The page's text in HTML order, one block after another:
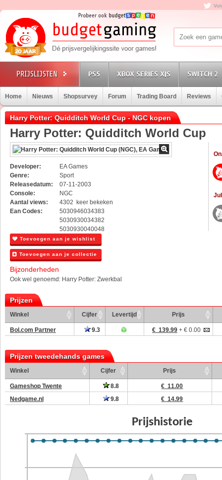
PS5 XBOX SERIES X|S SWITCH 2
Home Nieuws Shopsurvey Forum Trading Board Reviews
Harry Potter: Quidditch World Cup - NGC kopen
Harry Potter: Quidditch World Cup
Developer:
EA Games
Genre:
Sport
Releasedatum:
07-11-2003
Console:
NGC
Aantal views:
4302 keer bekeken
Ean Codes:
5030946034383
5030930034382
5030930040048
Toevoegen aan je wishlist
Toevoegen aan je collectie
Bijzonderheden
Ook wel genoemd: Harry Potter: Zwerkbal
Prijzen
Winkel Cijfer Levertijd Prijs
Bol.com Partner 9.3 € 139.99 + € 0.00
Prijzen tweedehands games
Winkel Cijfer Prijs
Gameshop Twente 8.8
€ 11.00
Nedgame.nl
9.8 € 14.99